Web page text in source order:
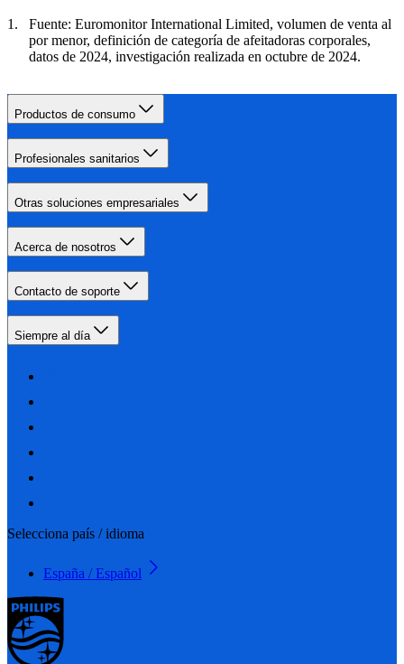
Fuente: Euromonitor International Limited, volumen de venta al
por menor, definición de categoría de afeitadoras corporales,
datos de 2024, investigación realizada en octubre de 2024.
Productos de consumo
Profesionales sanitarios
Otras soluciones empresariales
Acerca de nosotros
Contacto de soporte
Siempre al día
Selecciona país / idioma
España / Español